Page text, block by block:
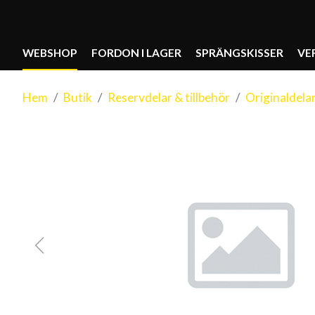
WEBSHOP FORDON I LAGER SPRÄNGSKISSER
Hem Butik Reservdelar & tillbehör